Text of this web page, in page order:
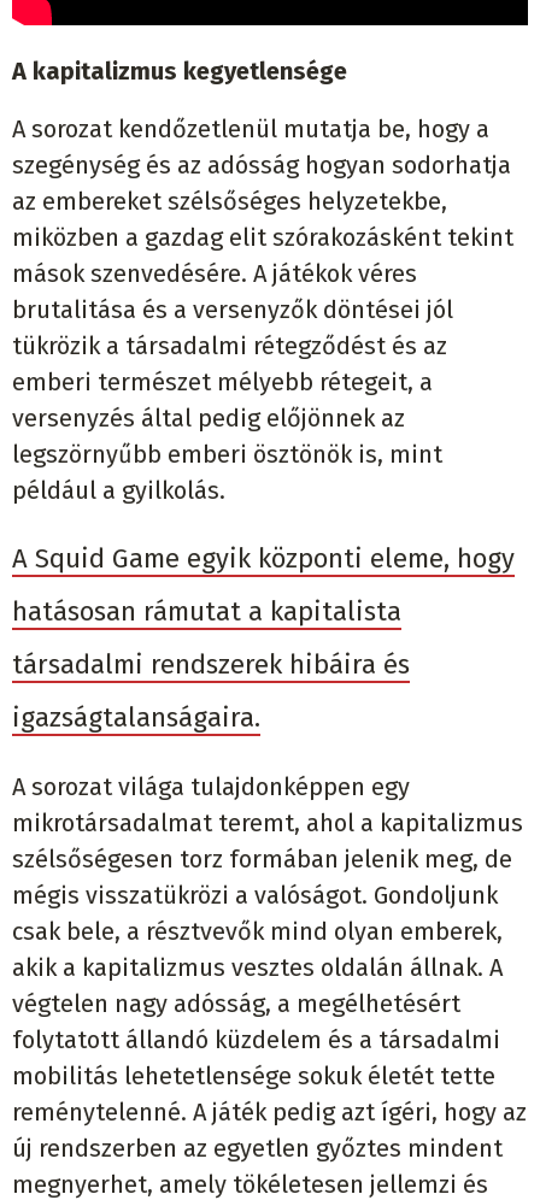
A kapitalizmus kegyetlensége
A sorozat kendőzetlenül mutatja be, hogy a
szegénység és az adósság hogyan sodorhatja
az embereket szélsőséges helyzetekbe,
miközben a gazdag elit szórakozásként tekint
mások szenvedésére. A játékok véres
brutalitása és a versenyzők döntései jól
tükrözik a társadalmi rétegződést és az
emberi természet mélyebb rétegeit, a
versenyzés által pedig előjönnek az
legszörnyűbb emberi ösztönök is, mint
például a gyilkolás.
A Squid Game egyik központi eleme, hogy
hatásosan rámutat a kapitalista
társadalmi rendszerek hibáira és
igazságtalanságaira.
A sorozat világa tulajdonképpen egy
mikrotársadalmat teremt, ahol a kapitalizmus
szélsőségesen torz formában jelenik meg, de
mégis visszatükrözi a valóságot. Gondoljunk
csak bele, a résztvevők mind olyan emberek,
akik a kapitalizmus vesztes oldalán állnak. A
végtelen nagy adósság, a megélhetésért
folytatott állandó küzdelem és a társadalmi
mobilitás lehetetlensége sokuk életét tette
reménytelenné. A játék pedig azt ígéri, hogy az
új rendszerben az egyetlen győztes mindent
megnyerhet, amely tökéletesen jellemzi és